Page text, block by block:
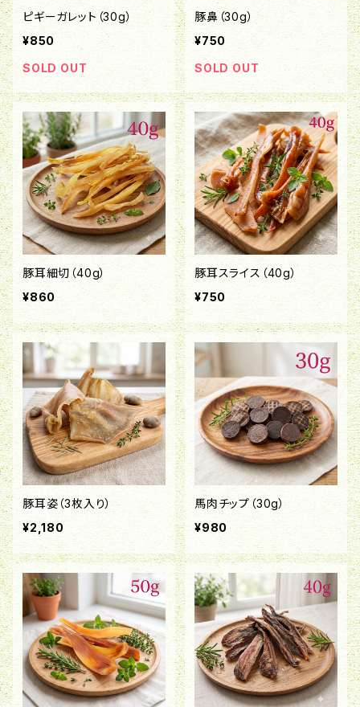
ピギーガレット（30g）
¥850
SOLD OUT
豚鼻（30g）
¥750
SOLD OUT
豚耳細切（40g）
¥860
豚耳スライス（40g）
¥750
豚耳姿（3枚入り）
¥2,180
馬肉チップ（30g）
¥980